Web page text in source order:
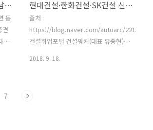
축
분
,
은 4년제 대학교 이상 해당분야 전공자,
영어회화 능통자 우대, 관련 자격증 소지
자 우대, 해외근무 가능자 우대, 보훈대상
자 및 장애인은 관련법률에 의해 우대함
건설 불경기에도…동부건설,남양건설,오렌지이앤씨,아이에스동서 인재채용
동
견
. /
,
현대건설·한화건설·SK건설 신입사원 공개채용
출처 :
https://blog.naver.com/autoarc/
건설취업포털 건설워커(대표 유종현)는
2018. 9. 18.
7